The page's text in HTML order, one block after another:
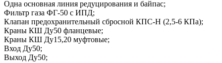
Одна основная линия редуцирования и байпас;
Фильтр газа ФГ-50 с ИПД;
Клапан предохранительный сбросной КПС-Н (2,5-6 КПа);
Краны КШ Ду50 фланцевые;
Краны КШ Ду15,20 муфтовые;
Вход Ду50;
Выход Ду50;